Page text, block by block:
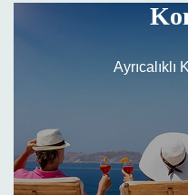
Ayrıcalıklı